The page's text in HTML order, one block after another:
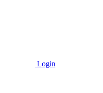
Login